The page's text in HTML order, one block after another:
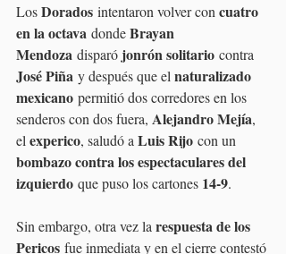
Los Dorados intentaron volver con cuatro
en la octava donde Brayan
Mendoza disparó jonrón solitario contra
José Piña y después que el naturalizado
mexicano permitió dos corredores en los
senderos con dos fuera, Alejandro Mejía,
el experico, saludó a Luis Rijo con un
bombazo contra los espectaculares del
izquierdo que puso los cartones 14-9.
Sin embargo, otra vez la respuesta de los
Pericos fue inmediata y en el cierre contestó